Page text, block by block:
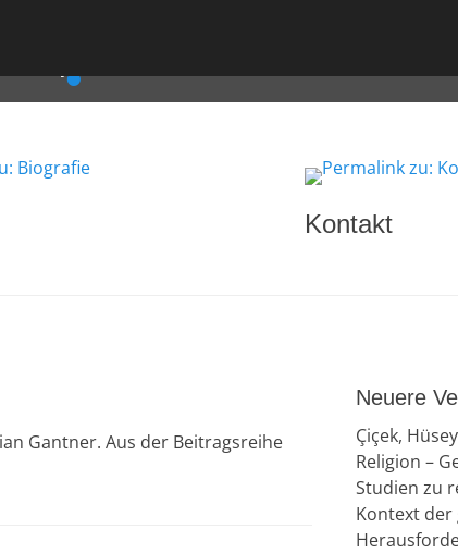
•
Kontakt
Gantner. Aus der Beitragsreihe
Neuere
Çiçek,
Religion –
Studien zu
Kontext